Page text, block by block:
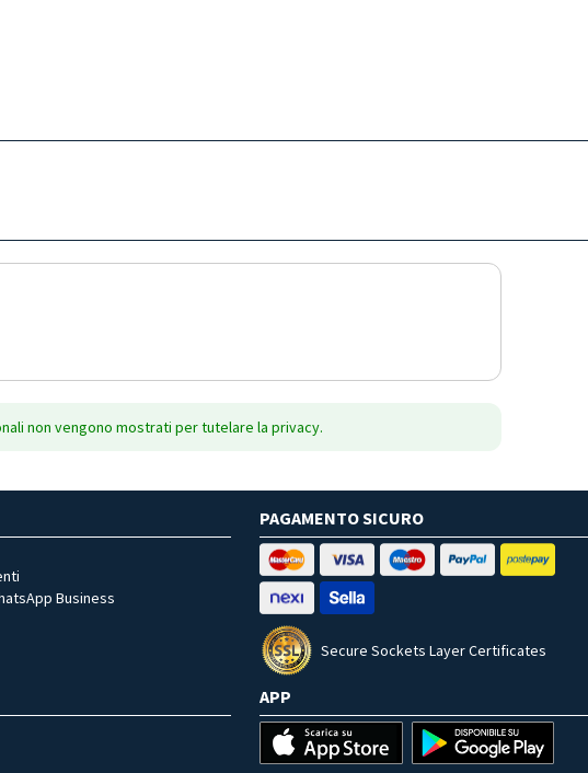
non vengono mostrati per tutelare la privacy.
Business
PAGAMENTO SICURO
Secure Sockets Layer Certificates
APP